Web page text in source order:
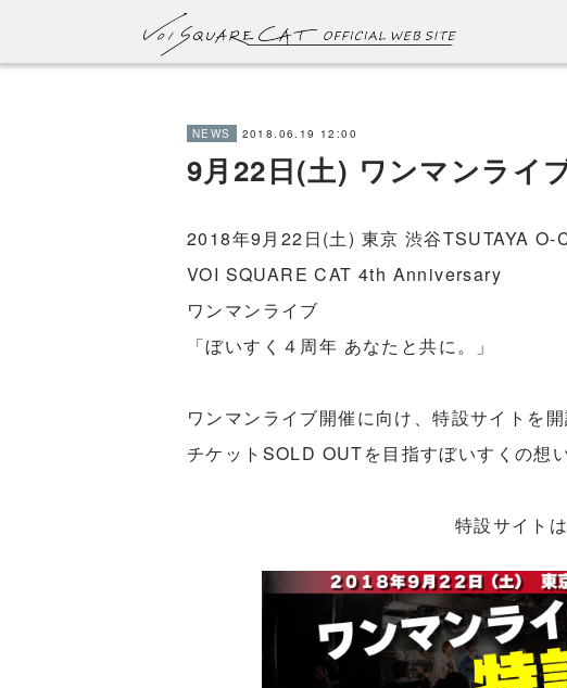
NEWS 2018.06.19 12:00
9月22日(土) ワンマンライ
2018年9月22日(土) 東京 渋谷TSUTAYA O-
VOI SQUARE CAT 4th Anniversary
ワンマンライブ
「ぼいすく４周年 あなたと共に。」
ワンマンライブ開催に向け、特設サイトを開
チケットSOLD OUTを目指すぼいすくの想
特設サイト